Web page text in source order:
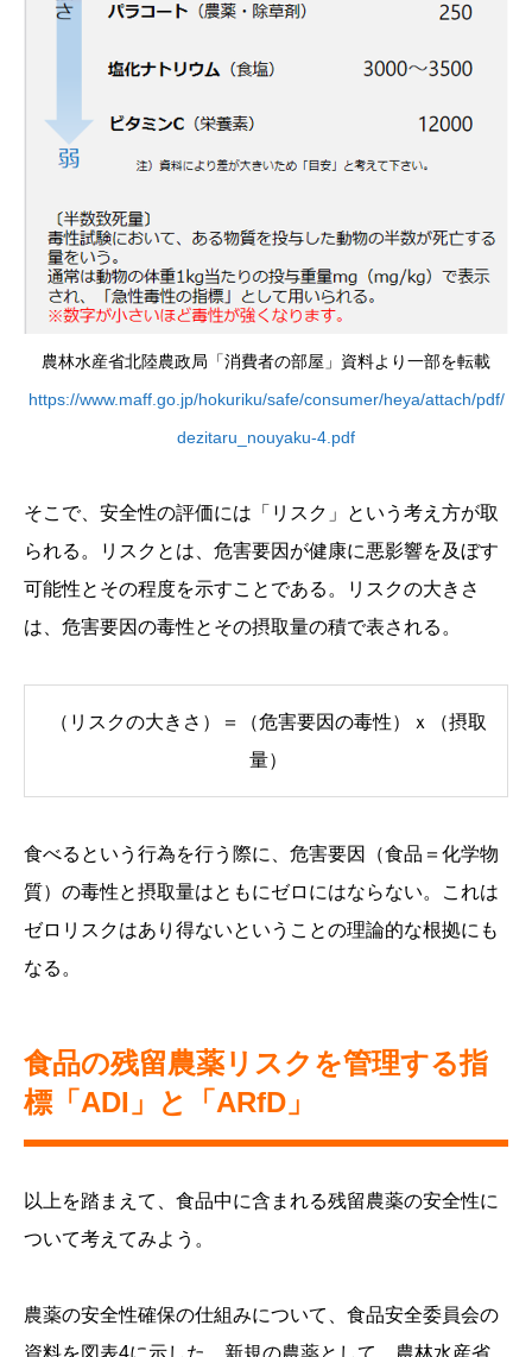
農林水産省北陸農政局「消費者の部屋」資料より一部を転載
https://www.maff.go.jp/hokuriku/safe/consumer/heya/attach/pdf/
dezitaru_nouyaku-4.pdf
そこで、安全性の評価には「リスク」という考え方が取
られる。リスクとは、危害要因が健康に悪影響を及ぼす
可能性とその程度を示すことである。リスクの大きさ
は、危害要因の毒性とその摂取量の積で表される。
（リスクの大きさ）＝（危害要因の毒性）ｘ（摂取
量）
食べるという行為を行う際に、危害要因（食品＝化学物
質）の毒性と摂取量はともにゼロにはならない。これは
ゼロリスクはあり得ないということの理論的な根拠にも
なる。
食品の残留農薬リスクを管理する指
標「ADI」と「ARfD」
以上を踏まえて、食品中に含まれる残留農薬の安全性に
ついて考えてみよう。
農薬の安全性確保の仕組みについて、食品安全委員会の
資料を図表4に示した。新規の農薬として、農林水産省